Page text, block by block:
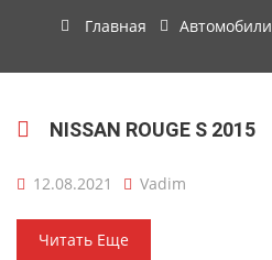
Главная Автомобили
NISSAN ROUGE S 2015
12.08.2021 Vadim
Читать Еще